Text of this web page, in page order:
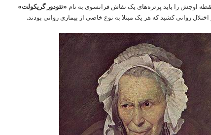
اوجش را باید پرتره‌های یک نقاش فرانسوی به نام «تئودور گریکولت»
اختلال روانی کشید که هر یک مبتلا به نوع خاصی از بیماری روانی بودند.